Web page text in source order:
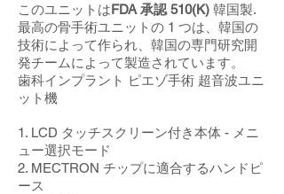
このユニットはFDA 承認 510(K) 韓国製.
最高の骨手術ユニットの 1 つは、韓国の
技術によって作られ、韓国の専門研究開
発チームによって製造されています。
歯科インプラント ピエゾ手術 超音波ユニ
ット機
1. LCD タッチスクリーン付き本体 - メニ
ュー選択モード
2. MECTRON チップに適合するハンドピ
ース